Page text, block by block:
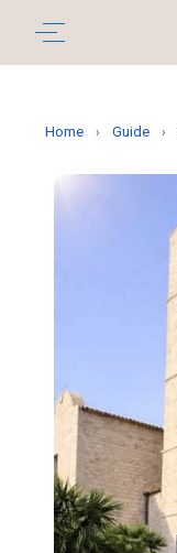
Home › Guide ›